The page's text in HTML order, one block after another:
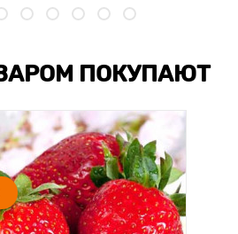
ПОКУПАЮТ